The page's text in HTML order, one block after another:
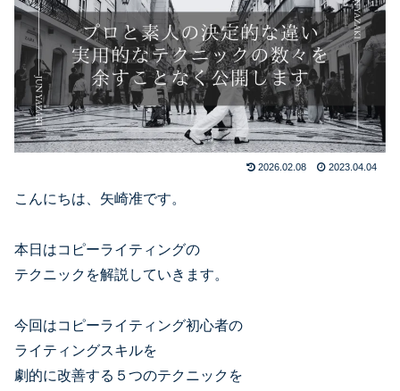
2026.02.08 2023.04.04
こんにちは、矢崎准です。
本日はコピーライティングの
テクニックを解説していきます。
今回はコピーライティング初心者の
ライティングスキルを
劇的に改善する５つのテクニックを